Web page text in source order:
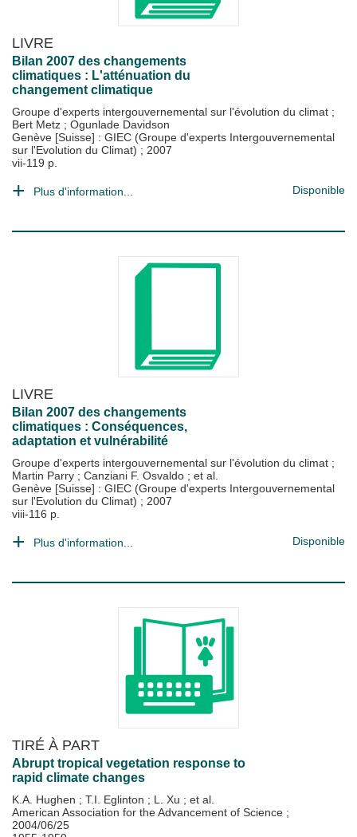
LIVRE
Bilan 2007 des changements
climatiques : L'atténuation du
changement climatique
Groupe d'experts intergouvernemental sur l'évolution du climat ;
Bert Metz ; Ogunlade Davidson
Genève [Suisse] : GIEC (Groupe d'experts Intergouvernemental
sur l'Evolution du Climat) ; 2007
vii-119 p.
Plus d'information... Disponible
LIVRE
Bilan 2007 des changements
climatiques : Conséquences,
adaptation et vulnérabilité
Groupe d'experts intergouvernemental sur l'évolution du climat ;
Martin Parry ; Canziani F. Osvaldo ; et al.
Genève [Suisse] : GIEC (Groupe d'experts Intergouvernemental
sur l'Evolution du Climat) ; 2007
viii-116 p.
Plus d'information... Disponible
TIRÉ À PART
Abrupt tropical vegetation response to
rapid climate changes
K.A. Hughen ; T.I. Eglinton ; L. Xu ; et al.
American Association for the Advancement of Science ;
2004/06/25